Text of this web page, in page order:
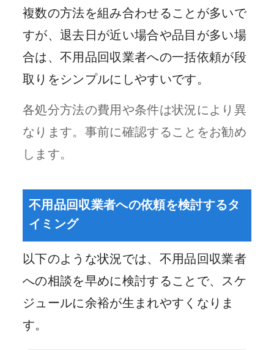
複数の方法を組み合わせることが多いで
すが、退去日が近い場合や品目が多い場
合は、不用品回収業者への一括依頼が段
取りをシンプルにしやすいです。
各処分方法の費用や条件は状況により異
なります。事前に確認することをお勧め
します。
不用品回収業者への依頼を検討するタ
イミング
以下のような状況では、不用品回収業者
への相談を早めに検討することで、スケ
ジュールに余裕が生まれやすくなりま
す。